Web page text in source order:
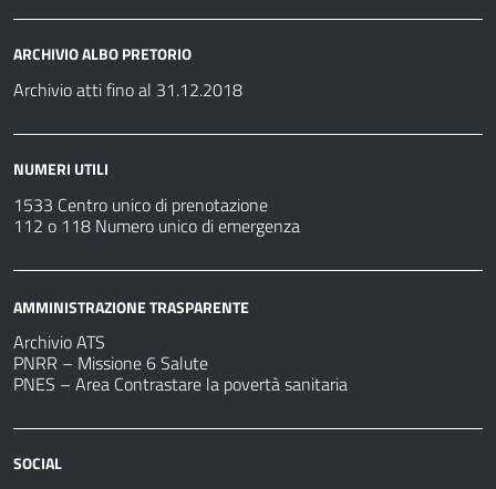
ARCHIVIO ALBO PRETORIO
Archivio atti fino al 31.12.2018
NUMERI UTILI
1533 Centro unico di prenotazione
112 o 118 Numero unico di emergenza
AMMINISTRAZIONE TRASPARENTE
Archivio ATS
PNRR – Missione 6 Salute
PNES – Area Contrastare la povertà sanitaria
SOCIAL